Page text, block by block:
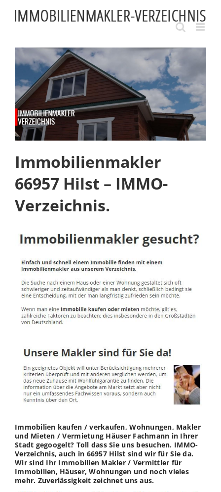
content
Immobilienmakler
66957 Hilst – IMMO-
Verzeichnis.
Immobilien kaufen / verkaufen, Wohnungen, Makler
und Mieten / Vermietung Häuser Fachmann in Ihrer
Stadt gegoogelt? Toll dass Sie uns besuchen. IMMO-
Verzeichnis, auch in 66957 Hilst sind wir für Sie da.
Wir sind Ihr Immobilien Makler / Vermittler für
Immobilien, Häuser, Wohnungen und noch vieles
mehr. Zuverlässigkeit zeichnet uns aus.